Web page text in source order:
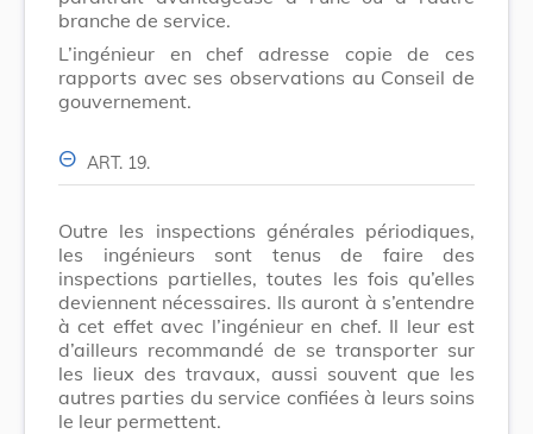
branche de service.
L’ingénieur en chef adresse copie de ces
rapports avec ses observations au Conseil de
gouvernement.
ART. 19.
Outre les inspections générales périodiques,
les ingénieurs sont tenus de faire des
inspections partielles, toutes les fois qu’elles
deviennent nécessaires. Ils auront à s’entendre
à cet effet avec l’ingénieur en chef. Il leur est
d’ailleurs recommandé de se transporter sur
les lieux des travaux, aussi souvent que les
autres parties du service confiées à leurs soins
le leur permettent.